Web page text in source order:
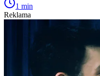
1 min
Reklama